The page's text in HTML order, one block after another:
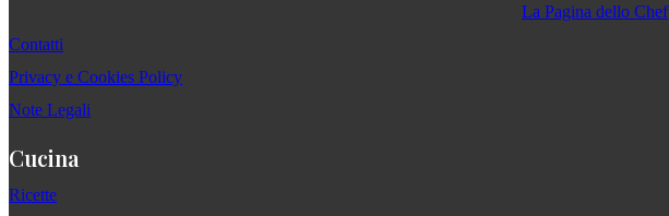
La Pagina dello Chef
Contatti
Privacy e Cookies Policy
Note Legali
Cucina
Ricette